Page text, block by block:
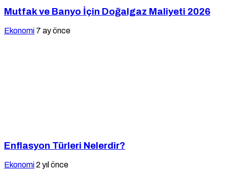
Mutfak ve Banyo İçin Doğalgaz Maliyeti 2026
Ekonomi 7 ay önce
Enflasyon Türleri Nelerdir?
Ekonomi2 yıl önce